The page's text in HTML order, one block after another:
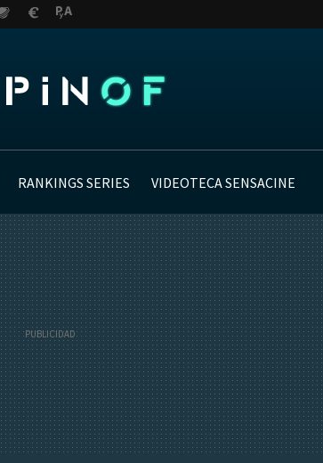
RANKINGS SERIES VIDEOTECA SENSACINE